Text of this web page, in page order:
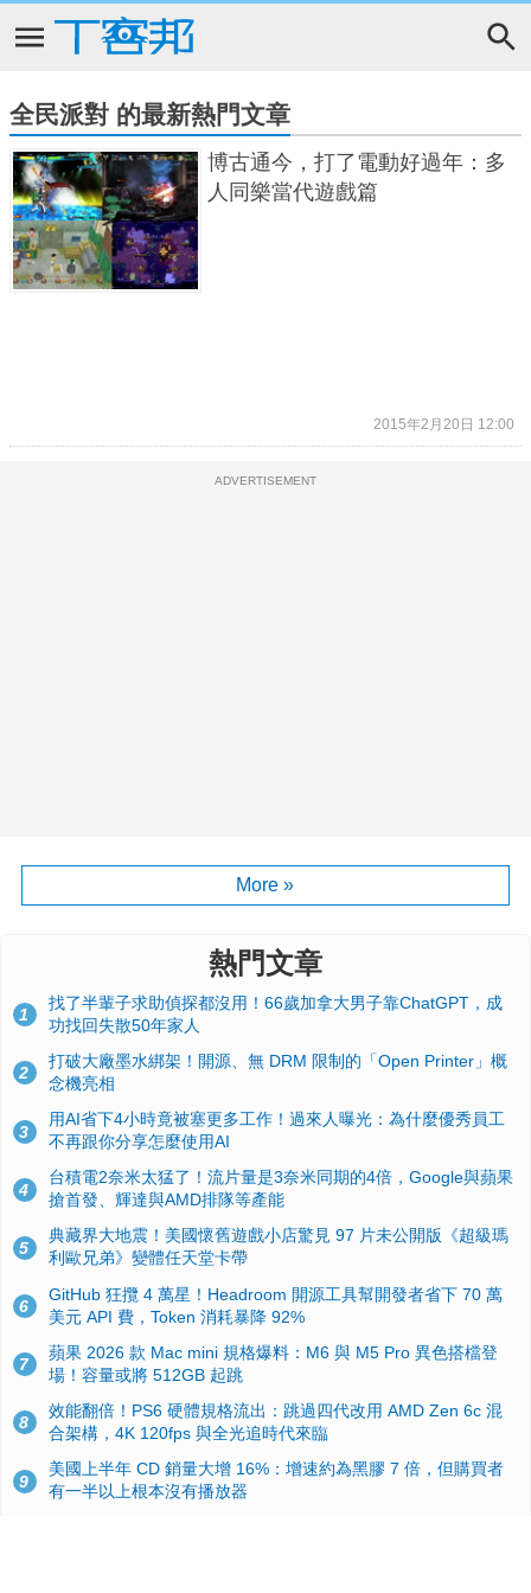
全民派對 的最新熱門文章
博古通今，打了電動好過年：多
人同樂當代遊戲篇
2015年2月20日 12:00
ADVERTISEMENT
More »
熱門文章
1
找了半輩子求助偵探都沒用！66歲加拿大男子靠ChatGPT，成
功找回失散50年家人
2
打破大廠墨水綁架！開源、無 DRM 限制的「Open Printer」概
念機亮相
3
用AI省下4小時竟被塞更多工作！過來人曝光：為什麼優秀員工
不再跟你分享怎麼使用AI
4
台積電2奈米太猛了！流片量是3奈米同期的4倍，Google與蘋果
搶首發、輝達與AMD排隊等產能
5
典藏界大地震！美國懷舊遊戲小店驚見 97 片未公開版《超級瑪
利歐兄弟》變體任天堂卡帶
6
GitHub 狂攬 4 萬星！Headroom 開源工具幫開發者省下 70 萬
美元 API 費，Token 消耗暴降 92%
7
蘋果 2026 款 Mac mini 規格爆料：M6 與 M5 Pro 異色搭檔登
場！容量或將 512GB 起跳
8
效能翻倍！PS6 硬體規格流出：跳過四代改用 AMD Zen 6c 混
合架構，4K 120fps 與全光追時代來臨
9
美國上半年 CD 銷量大增 16%：增速約為黑膠 7 倍，但購買者
有一半以上根本沒有播放器